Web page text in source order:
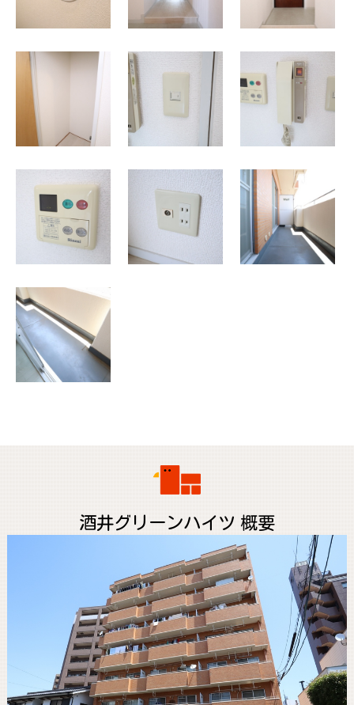
酒井グリーンハイツ 概要